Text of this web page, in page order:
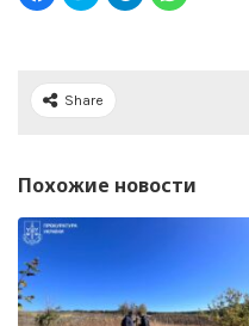
Share
Похожие новости